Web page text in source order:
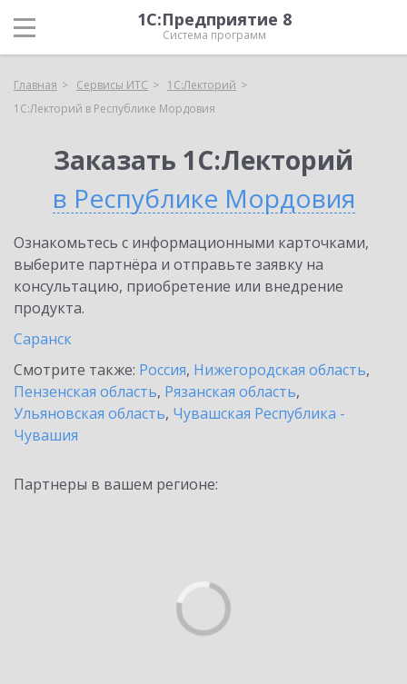
1С:Предприятие 8
Система программ
Главная Сервисы ИТС
1С:Лекторий
1С:Лекторий в Республике Мордовия
Заказать 1С:Лекторий
в Республике Мордовия
Ознакомьтесь с информационными карточками,
выберите партнёра и отправьте заявку на
консультацию, приобретение или внедрение
продукта.
Саранск
Смотрите также: Россия, Нижегородская область,
Пензенская область, Рязанская область,
Ульяновская область, Чувашская Республика -
Чувашия
Партнеры в вашем регионе: